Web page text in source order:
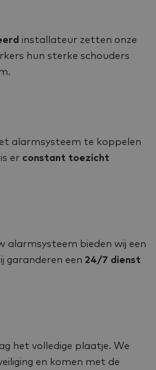
installateur zetten onze
hun sterke schouders
alarmsysteem te koppelen
er constant toezicht
alarmsysteem bieden wij een
garanderen een 24/7 dienst
het volledige plaatje. We
en komen met de